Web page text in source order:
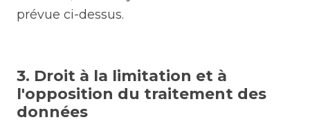
prévue ci-dessus.
3. Droit à la limitation et à
l'opposition du traitement des
données